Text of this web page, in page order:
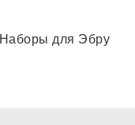
Наборы для Эбру